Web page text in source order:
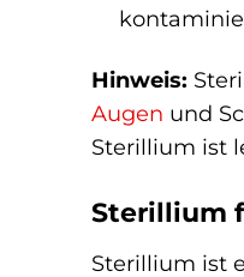
Hinweis:
Augen und
Sterillium ist
Sterillium
Sterillium ist